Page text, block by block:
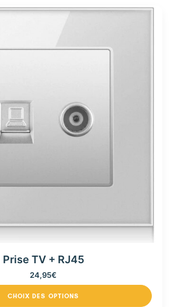
Prise TV + RJ45
24,95€
CHOIX DES OPTIONS